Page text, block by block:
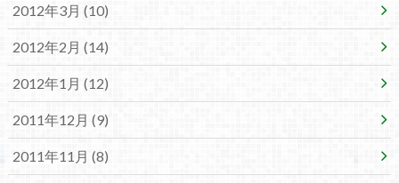
2012年3月 (10)
2012年2月 (14)
2012年1月 (12)
2011年12月 (9)
2011年11月 (8)